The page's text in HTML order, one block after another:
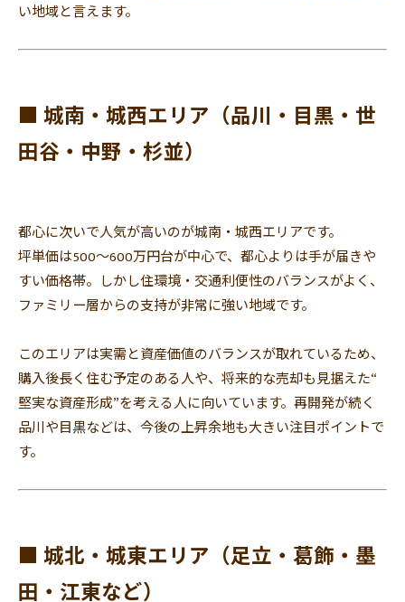
い地域と言えます。
■ 城南・城西エリア（品川・目黒・世
田谷・中野・杉並）
都心に次いで人気が高いのが城南・城西エリアです。
坪単価は500〜600万円台が中心で、 都心よりは手が届きや
すい価格帯。しかし住環境・ 交通利便性のバランスがよく、
ファミリー層からの支持が非常に強い地域です。
このエリアは実需と資産価値のバランスが取れているため、
購入後長く住む予定のある人や、将来的な売却も見据えた“
堅実な資産形成”を考える人に向いています。 再開発が続く
品川や目黒などは、 今後の上昇余地も大きい注目ポイントで
す。
■ 城北・城東エリア（足立・葛飾・墨
田・江東など）